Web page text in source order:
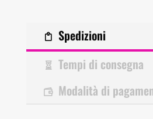
Spedizioni
Tempi di consegna
Modalità di